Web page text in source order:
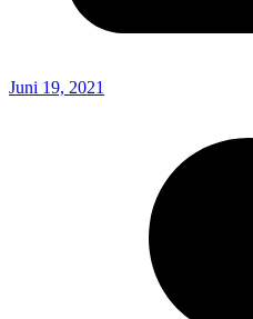
Juni 19, 2021